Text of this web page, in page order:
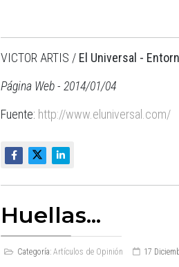
VICTOR ARTIS / El Universal -
Página Web - 2014/01/04
Fuente: http://www.eluniversal.com/
Huellas...
Categoría: Artículos de Opinión 17